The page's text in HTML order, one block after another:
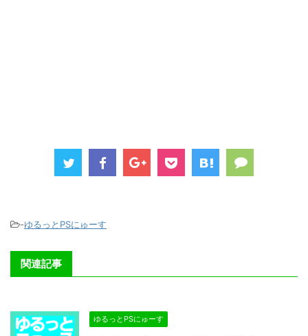
-ゆるっとPSにゅーす
関連記事
ゆるっとPSにゅーす